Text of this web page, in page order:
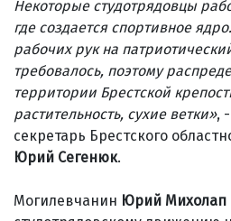
Некоторые студотрядовцы
где создается спортивное
рабочих рук на
требовалось, поэтому
территории Брестской
растительность, сухие ветки»,
секретарь Брестского
Юрий Сегенюк.
Могилевчанин Юрий Михолап